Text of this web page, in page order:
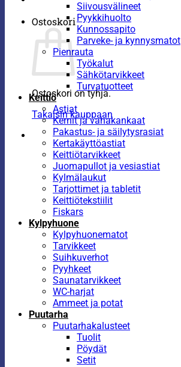
Ostoskori
Ostoskori on tyhjä.
Takaisin kauppaan
Siivousvälineet
Pyykkihuolto
Kunnossapito
Parveke- ja kynnysmatot
Pienrauta
Työkalut
Sähkötarvikkeet
Turvatuotteet
Keittiö
Astiat
Kernit ja vahakankaat
Pakastus- ja säilytysrasiat
Kertakäyttöastiat
Keittiötarvikkeet
Juomapullot ja vesiastiat
Kylmälaukut
Tarjottimet ja tabletit
Keittiötekstiilit
Fiskars
Kylpyhuone
Kylpyhuonematot
Tarvikkeet
Suihkuverhot
Pyyhkeet
Saunatarvikkeet
WC-harjat
Ammeet ja potat
Puutarha
Puutarhakalusteet
Tuolit
Pöydät
Setit